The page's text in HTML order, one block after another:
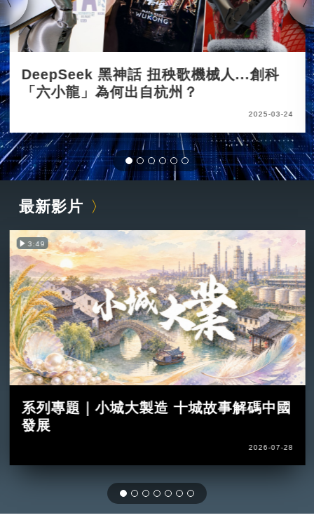
DeepSeek 黑神話 扭秧歌機械人...創科
「六小龍」為何出自杭州？
2025-03-24
最新影片
3:49
系列專題｜小城大製造 十城故事解碼中國
發展
2026-07-28